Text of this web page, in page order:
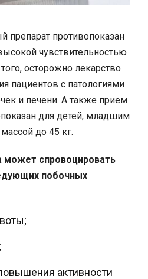
препарат противопоказан
чувствительностью
осторожно лекарство
пациентов с патологиями
и печени. А также прием
для детей, младшим
до 45 кг.
может спровоцировать
побочных
активности